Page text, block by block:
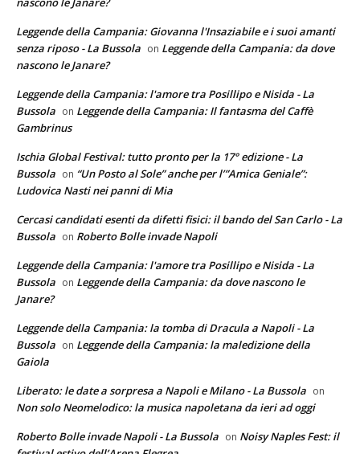
Leggende della Campania: Giovanna l'Insaziabile e i suoi amanti
senza riposo - La Bussola on Leggende della Campania: da dove
nascono le Janare?
Leggende della Campania: l'amore tra Posillipo e Nisida - La
Bussola on Leggende della Campania: Il fantasma del Caffè
Gambrinus
Ischia Global Festival: tutto pronto per la 17° edizione - La
Bussola on “Un Posto al Sole” anche per l’”Amica Geniale”:
Ludovica Nasti nei panni di Mia
Cercasi candidati esenti da difetti fisici: il bando del San Carlo - La
Bussola on Roberto Bolle invade Napoli
Leggende della Campania: l'amore tra Posillipo e Nisida - La
Bussola on Leggende della Campania: da dove nascono le
Janare?
Leggende della Campania: la tomba di Dracula a Napoli - La
Bussola on Leggende della Campania: la maledizione della
Gaiola
Liberato: le date a sorpresa a Napoli e Milano - La Bussola on
Non solo Neomelodico: la musica napoletana da ieri ad oggi
Roberto Bolle invade Napoli - La Bussola on Noisy Naples Fest: il